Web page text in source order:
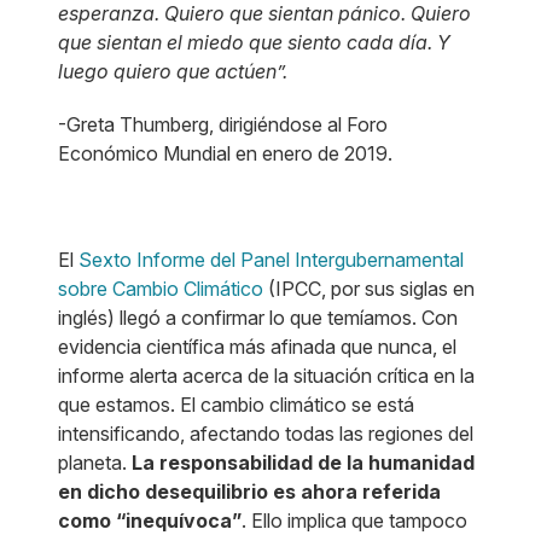
esperanza. Quiero que sientan pánico. Quiero
que sientan el miedo que siento cada día. Y
luego quiero que actúen”.
-Greta Thumberg, dirigiéndose al Foro
Económico Mundial en enero de 2019.
El Sexto Informe del Panel Intergubernamental
sobre Cambio Climático (IPCC, por sus siglas en
inglés) llegó a confirmar lo que temíamos. Con
evidencia científica más afinada que nunca, el
informe alerta acerca de la situación crítica en la
que estamos. El cambio climático se está
intensificando, afectando todas las regiones del
planeta. La responsabilidad de la humanidad
en dicho desequilibrio es ahora referida
como “inequívoca”. Ello implica que tampoco